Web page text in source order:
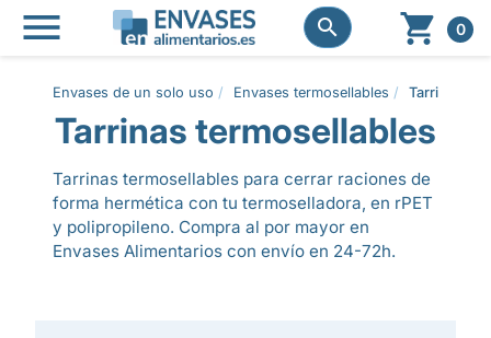
 
  0
Envases de un solo uso Envases termosellables Tarrinas
Tarrinas termosellables
Tarrinas termosellables para cerrar raciones de
forma hermética con tu termoselladora, en rPET
y polipropileno. Compra al por mayor en
Envases Alimentarios con envío en 24-72h.